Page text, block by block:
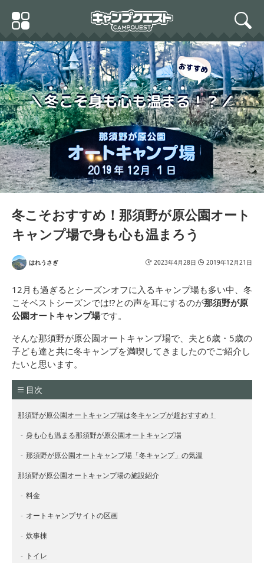
Primary
Menu
search
冬こそおすすめ！那須野が原公園オート
キャンプ場で身も心も温まろう
はれうさぎ 2023年4月28日 2019年12月21日
12月も過ぎるとシーズンオフに入るキャンプ場も多い中、冬
こそベストシーズンでは!?との声を耳にするのが那須野が原
公園オートキャンプ場です。
そんな那須野が原公園オートキャンプ場で、夫と6歳・5歳の
子ども達と共に冬キャンプを満喫してきましたのでご紹介し
たいと思います。
目次
那須野が原公園オートキャンプ場は冬キャンプが超おすすめ！
身も心も温まる那須野が原公園オートキャンプ場
那須野が原公園オートキャンプ場「冬キャンプ」の気温
那須野が原公園オートキャンプ場の施設紹介
料金
オートキャンプサイトの区画
炊事棟
トイレ